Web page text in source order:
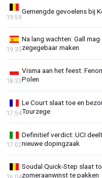
Gemengde gevoelens bij
19:59
Na lang wachten: Gall
zegegebaar maken
19:33
Visma aan het feest:
Polen
18:33
Le Court slaat toe en
Tourzege
17:54
Definitief verdict: UCI
nieuwe dopingzaak
17:02
Soudal Quick-Step slaat
zomeraanwinst te pakken